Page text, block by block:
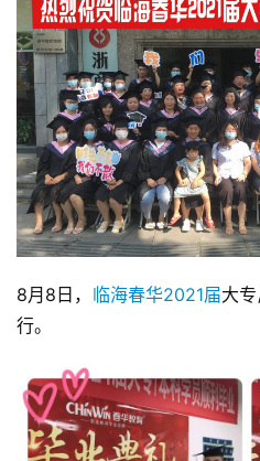
8月8日， 临海春华2021届大
行。